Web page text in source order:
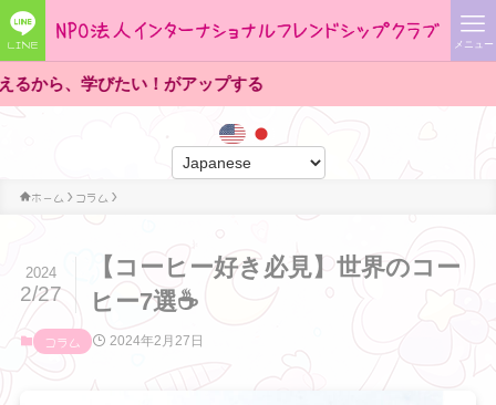
LINE メニュー
たい！がアップする
ホーム コラム
【コーヒー好き必見】世界のコー
ヒー7選☕️
2024
2/27
コラム 2024年2月27日